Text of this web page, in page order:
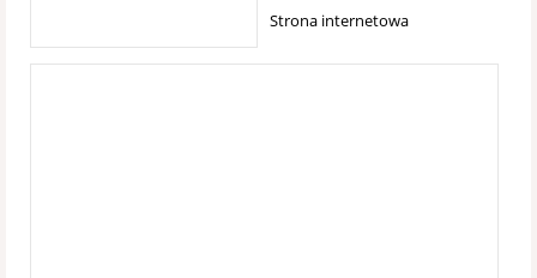
Strona internetowa